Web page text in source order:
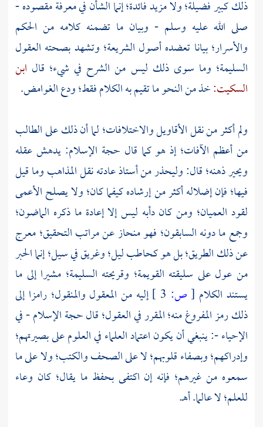
ذلك كبير فضيلة؛ ولا مزيد فائدة؛ إنما الشأن في معرفة مقصوده -
صلى الله عليه وسلم - وبيان ما تضمنه كلامه من الحكم
والأسرار؛ بيانا تعضده أصول الشريعة؛ وتشهد بصحته العقول
السليمة؛ وما سوى ذلك ليس من الشرح في شيء؛ قال ابن
السكيت:خذ من النحو ما تقيم به الكلام فقط؛ ودع الغوامض.
ولم أكثر من نقل الأقاويل والاختلافات؛ لما أن ذلك على الطالب
من أعظم الآفات؛ إذ هو كما قال حجة الإسلام: يدهش عقله
ويحير ذهنه؛ قال: وليحذر من أستاذ عادته نقل المذاهب وما قيل
فيها؛ فإن إضلاله أكثر من إرشاده كيفما كان؛ ولا يصلح الأعمى
لقود العميان؛ ومن كان دأبه ليس إلا إعادة ما ذكره الماضون؛
وجمع ما دونه السابقون؛ فهو منحاز عن مراتب التحقيق؛ معرج
عن ذلك الطريق؛ بل هو كحاطب ليل؛ وغريق في سيل؛ إنما الحبر
من عول على سليقته القويمة؛ وقريحته السليمة؛ مشيرا إلى ما
يستند الكلام [ص:
إليه من المعقول والمنقول؛ رامزا إلى
ذلك رمز المفروغ منه؛ المقرر في العقول؛ قال حجة الإسلام - في
الإحياء -: ينبغي أن يكون اعتماد العلماء في العلوم على بصيرتهم؛
وإدراكهم؛ وبصفاء قلوبهم؛ لا على الصحف والكتب؛ ولا على ما
سمعوه من غيرهم؛ فإنه إن اكتفى بحفظ ما يقال؛ كان وعاء
للعلم؛ لا عالما. أهـ.